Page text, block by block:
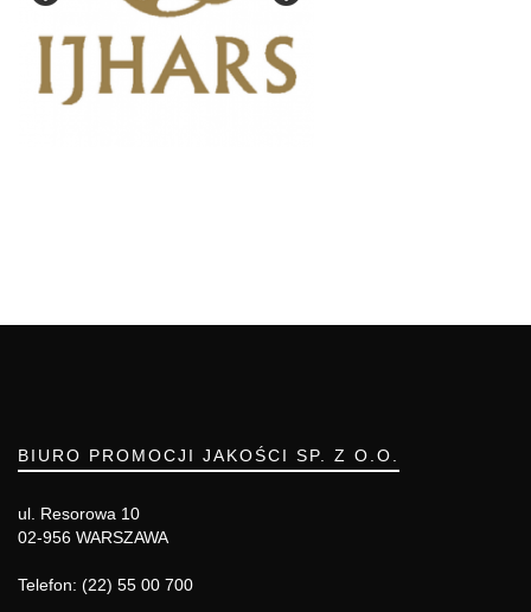
BIURO PROMOCJI JAKOŚCI SP. Z O.O.
ul. Resorowa 10
02-956 WARSZAWA
Telefon: (22) 55 00 700